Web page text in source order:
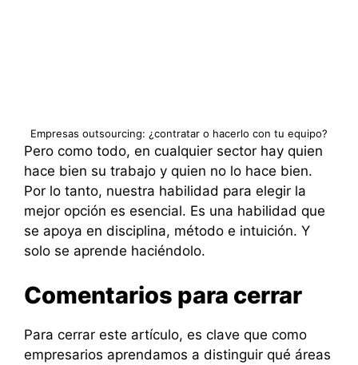
Empresas outsourcing: ¿contratar o hacerlo con tu equipo?
Pero como todo, en cualquier sector hay quien
hace bien su trabajo y quien no lo hace bien.
Por lo tanto, nuestra habilidad para elegir la
mejor opción es esencial. Es una habilidad que
se apoya en disciplina, método e intuición. Y
solo se aprende haciéndolo.
Comentarios para cerrar
Para cerrar este artículo, es clave que como
empresarios aprendamos a distinguir qué áreas